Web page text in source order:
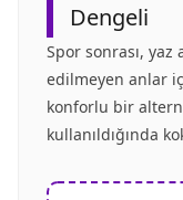
Dengeli
Spor sonrası, yaz
edilmeyen anlar
konforlu bir
kullanıldığında